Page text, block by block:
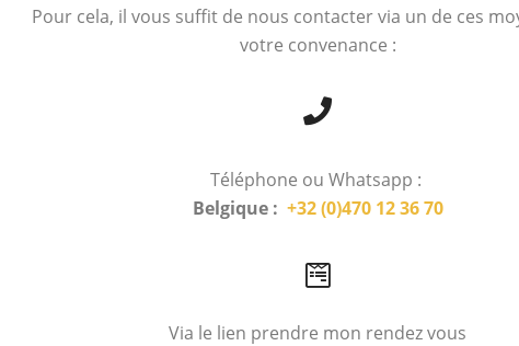
Pour cela, il vous suffit de nous contacter via un de ces
votre convenance :
Téléphone ou Whatsapp :
Belgique : +32 (0)470 12 36 70
Via le lien prendre mon rendez vous